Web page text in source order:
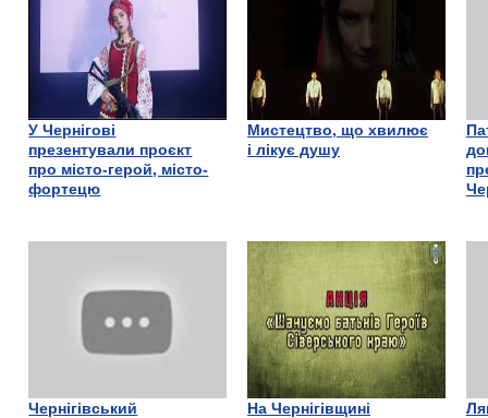
У Чернігові
презентували проєкт
про місто-герой, місто-
фортецю
Мистецтво, що хвилює
і лікує душу
Чернігівський
На Чернігівщині